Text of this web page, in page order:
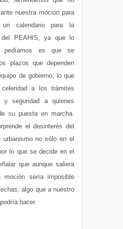
nuestra moción para
un calendario para la
del PEAHIS, ya que lo
pedíamos es que se
plazos que dependen
de gobierno, lo que
a los trámites
y seguridad a quienes
su puesta en marcha.
el desinterés del
urbanismo no sólo en el
lo que se decide en el
que aunque saliera
moción sería imposible
algo que a nuestro
hacer.